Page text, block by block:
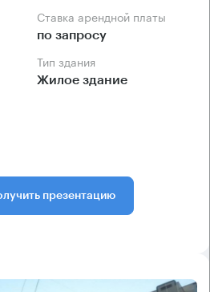
Ставка арендной платы
по запросу
Тип здания
Жилое здание
презентацию